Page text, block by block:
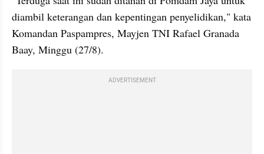
diambil keterangan dan kepentingan penyelidikan," kata
Komandan Paspampres, Mayjen TNI Rafael Granada
Baay, Minggu (27/8).
ADVERTISEMENT